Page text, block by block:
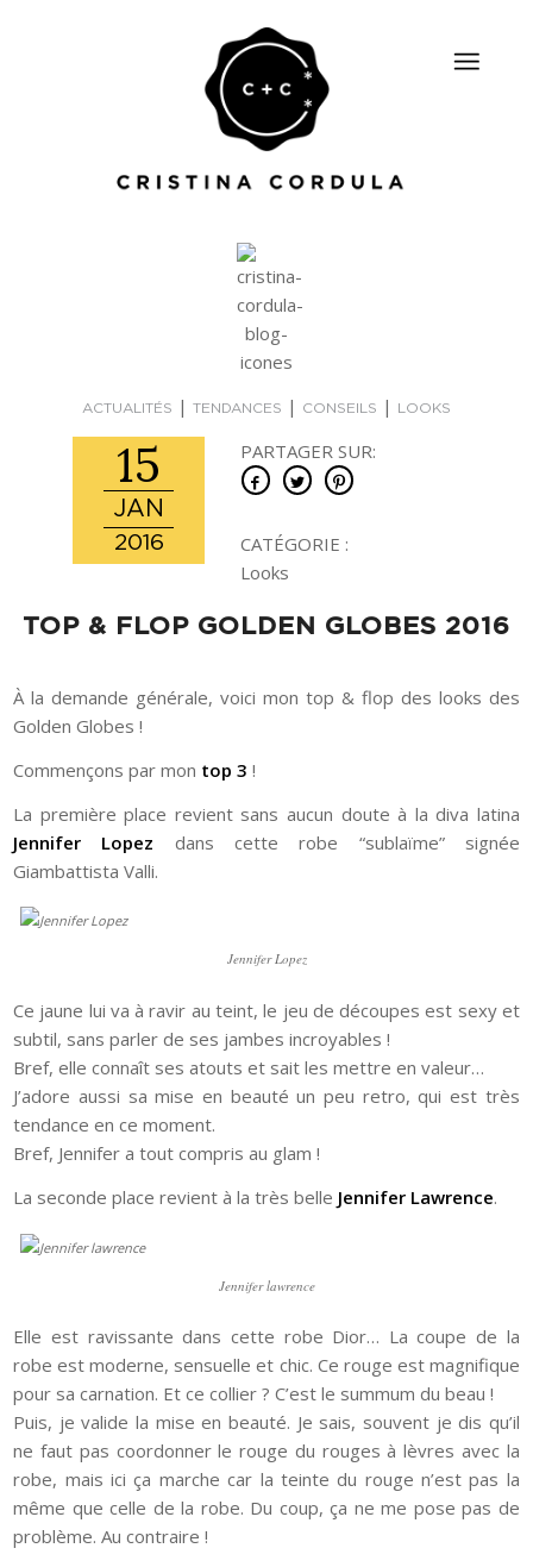
ACTUALITÉS | TENDANCES | CONSEILS | LOOKS
15
JAN
2016
PARTAGER SUR:
CATÉGORIE :
Looks
TOP & FLOP GOLDEN GLOBES 2016
À la demande générale, voici mon top & flop des looks des
Golden Globes !
Commençons par mon top 3 !
La première place revient sans aucun doute à la diva latina
Jennifer Lopez dans cette robe “sublaïme” signée
Giambattista Valli.
Jennifer Lopez
Ce jaune lui va à ravir au teint, le jeu de découpes est sexy et
subtil, sans parler de ses jambes incroyables !
Bref, elle connaît ses atouts et sait les mettre en valeur…
J’adore aussi sa mise en beauté un peu retro, qui est très
tendance en ce moment.
Bref, Jennifer a tout compris au glam !
La seconde place revient à la très belle Jennifer Lawrence.
Jennifer lawrence
Elle est ravissante dans cette robe Dior… La coupe de la
robe est moderne, sensuelle et chic. Ce rouge est magnifique
pour sa carnation. Et ce collier ? C’est le summum du beau !
Puis, je valide la mise en beauté. Je sais, souvent je dis qu’il
ne faut pas coordonner le rouge du rouges à lèvres avec la
robe, mais ici ça marche car la teinte du rouge n’est pas la
même que celle de la robe. Du coup, ça ne me pose pas de
problème. Au contraire !